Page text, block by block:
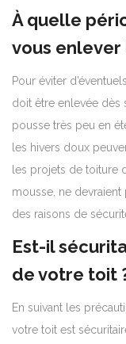
À quelle
vous enlever
Pour éviter
doit être enlevée dès
pousse très peu en
les hivers doux
les projets de toiture
mousse, ne
des raisons de
Est-il
de votre toit
En suivant les
votre toit est